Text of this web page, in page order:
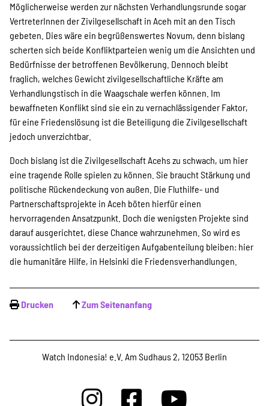
Möglicherweise werden zur nächsten Verhandlungsrunde sogar
VertreterInnen der Zivilgesellschaft in Aceh mit an den Tisch
gebeten. Dies wäre ein begrüßenswertes Novum, denn bislang
scherten sich beide Konfliktparteien wenig um die Ansichten und
Bedürfnisse der betroffenen Bevölkerung. Dennoch bleibt
fraglich, welches Gewicht zivilgesellschaftliche Kräfte am
Verhandlungstisch in die Waagschale werfen können. Im
bewaffneten Konflikt sind sie ein zu vernachlässigender Faktor,
für eine Friedenslösung ist die Beteiligung die Zivilgesellschaft
jedoch unverzichtbar.
Doch bislang ist die Zivilgesellschaft Acehs zu schwach, um hier
eine tragende Rolle spielen zu können. Sie braucht Stärkung und
politische Rückendeckung von außen. Die Fluthilfe- und
Partnerschaftsprojekte in Aceh böten hierfür einen
hervorragenden Ansatzpunkt. Doch die wenigsten Projekte sind
darauf ausgerichtet, diese Chance wahrzunehmen. So wird es
voraussichtlich bei der derzeitigen Aufgabenteilung bleiben: hier
die humanitäre Hilfe, in Helsinki die Friedensverhandlungen.
Drucken Zum Seitenanfang
Watch Indonesia! e.V. Am Sudhaus 2, 12053 Berlin